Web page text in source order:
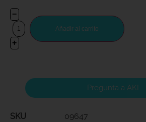
−
+
Añadir al carrito
Pregunta a AKI
SKU
09647